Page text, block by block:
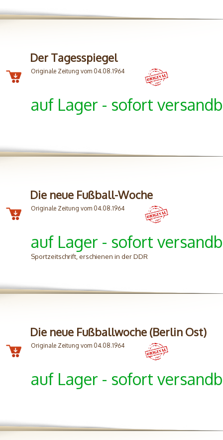
Der Tagesspiegel
Originale Zeitung vom 04.08.1964
auf Lager - sofort
Die neue Fußball-Woche
Originale Zeitung vom 04.08.1964
auf Lager - sofort
Sportzeitschrift, erschienen in der DDR
Die neue Fußballwoche (Berlin Ost)
Originale Zeitung vom 04.08.1964
auf Lager - sofort